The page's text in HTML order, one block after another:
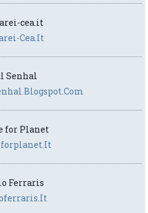
cea.it
Cea.it
Senhal
for Planet
Ferraris